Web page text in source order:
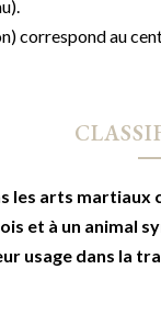
correspond au
les arts martiaux
et à un animal
usage dans la